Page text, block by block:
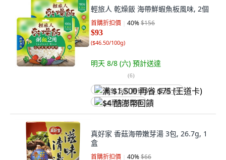
輕旅人 乾燥飯 海帶鮮蝦魚板風味, 2個
首購折扣價 40%$156
$93
($46.50/100g)
明天 8/8 (六) 預計送達
(6)
满 $1,500 再省 $75 (王道卡)
$4 酷澎幣回饋
真好家 香菇海帶嫩芽湯 3包, 26.7g, 1
盒
首購折扣價 40%$66